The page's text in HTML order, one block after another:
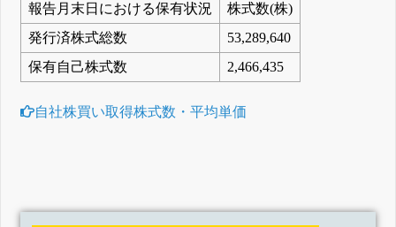
報告月末日における保有状況
株式数(株)
発行済株式総数
53,289,640
保有自己株式数
2,466,435
自社株買い取得株式数・平均単価